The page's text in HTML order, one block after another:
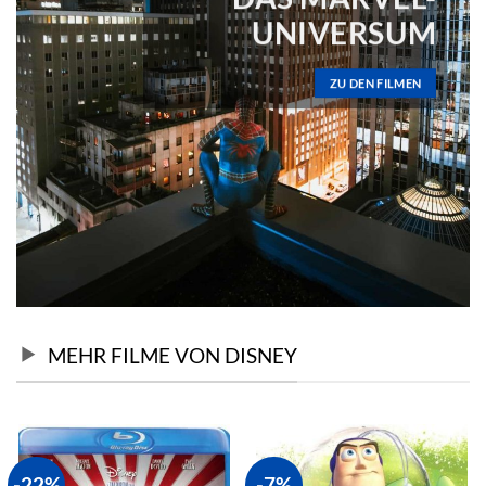
UNIVERSUM
ZU DEN FILMEN
MEHR FILME VON DISNEY